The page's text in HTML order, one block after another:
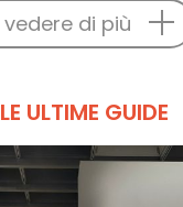
vedere di più
LE ULTIME GUIDE